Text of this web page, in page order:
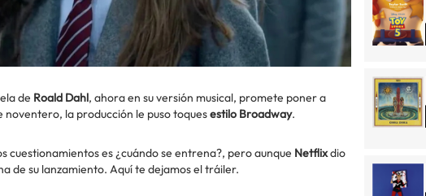
de Roald Dahl, ahora en su versión musical, promete poner a
la producción le puso toquesestilo Broadway.
cuestionamientos es ¿cuándo se entrena?, pero aunque Netflixdio
de su lanzamiento. Aquí te dejamos el tráiler.